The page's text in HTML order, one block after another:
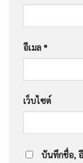
อีเมล *
เว็บไซต์
บันทึกชื่อ, อี